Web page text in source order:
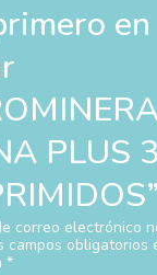
en
PLUS
correo electrónico
campos obligatorios
*